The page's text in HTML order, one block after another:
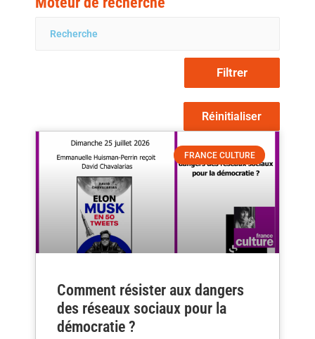
Filtrer
Réinitialiser
FRANCE CULTURE
Comment résister aux dangers
des réseaux sociaux pour la
démocratie ?